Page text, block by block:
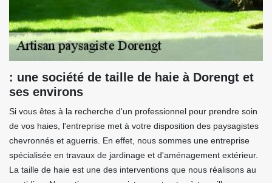
: une société de taille de haie à Dorengt et
ses environs
Si vous êtes à la recherche d'un professionnel pour prendre soin
de vos haies, l'entreprise met à votre disposition des paysagistes
chevronnés et aguerris. En effet, nous sommes une entreprise
spécialisée en travaux de jardinage et d'aménagement extérieur.
La taille de haie est une des interventions que nous réalisons au